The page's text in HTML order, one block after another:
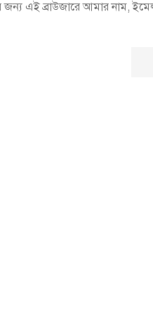
জন্য এই ব্রাউজারে আমার নাম,